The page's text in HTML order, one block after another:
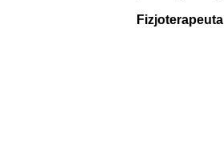
Fizjoterapeuta